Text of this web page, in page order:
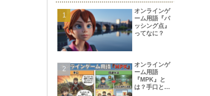
オンラインゲ
ーム用語『パ
ッシング点』
ってなに？
オンラインゲ
ーム用語
『MPK』と
は？手口と回